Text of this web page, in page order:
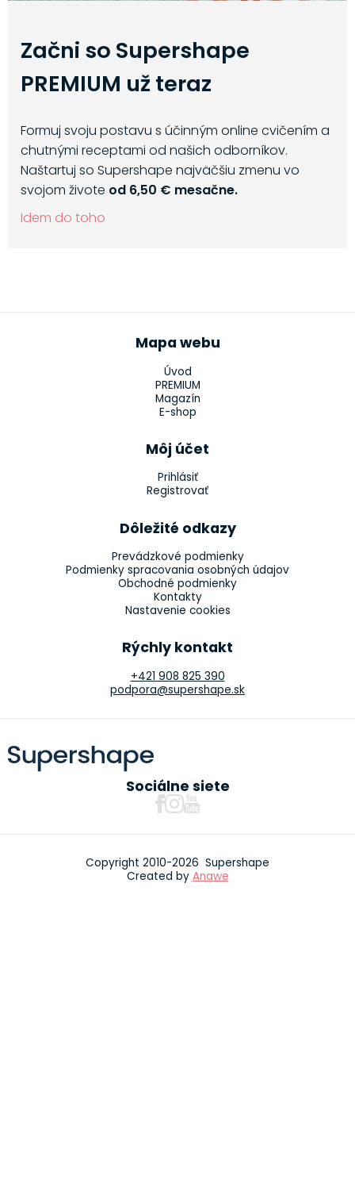
Začni so Supershape
PREMIUM už teraz
Formuj svoju postavu s účinným online cvičením a
chutnými receptami od našich odborníkov.
Naštartuj so Supershape najväčšiu zmenu vo
svojom živote od 6,50 € mesačne.
Idem do toho
Mapa webu
Úvod
PREMIUM
Magazín
E-shop
Môj účet
Prihlásiť
Registrovať
Dôležité odkazy
Prevádzkové podmienky
Podmienky spracovania osobných údajov
Obchodné podmienky
Kontakty
Nastavenie cookies
Rýchly kontakt
+421 908 825 390
podpora@supershape.sk
Sociálne siete
Copyright 2010-2026 Supershape
Created by Anawe